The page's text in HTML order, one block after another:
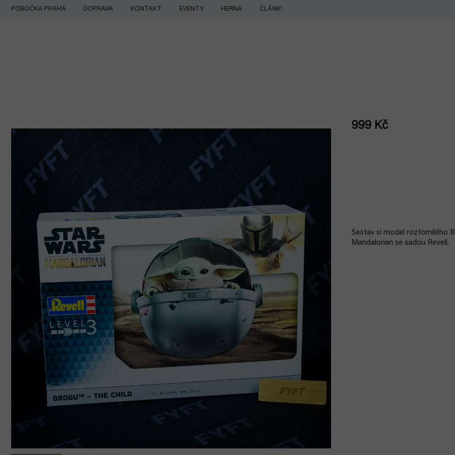
Přejít
POBOČKA PRAHA DOPRAVA KONTAKT EVENTY HERNA ČLÁNKY
999 Kč
Sestav si model roztomilého
Mandalorian se sadou Revell.